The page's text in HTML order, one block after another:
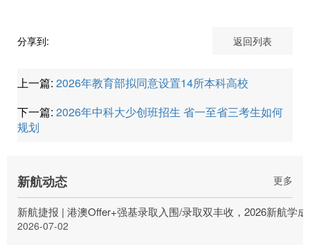
分享到: 返回列表
上一篇: 2026年教育部拟同意设置14所本科高校
下一篇: 2026年中科大少创班招生 省一至省三考生如何
规划
新航动态 更多
新航捷报 | 港澳Offer+强基录取入围/录取双丰收，2026新航学
2026-07-02